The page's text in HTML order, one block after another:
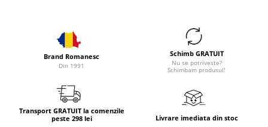
Brand Romanesc
Din 1991
Schimb GRATUIT
Nu se potriveste?
Schimbam produsul!
Transport GRATUIT la comenzile
peste 298 lei
Livrare imediata din stoc